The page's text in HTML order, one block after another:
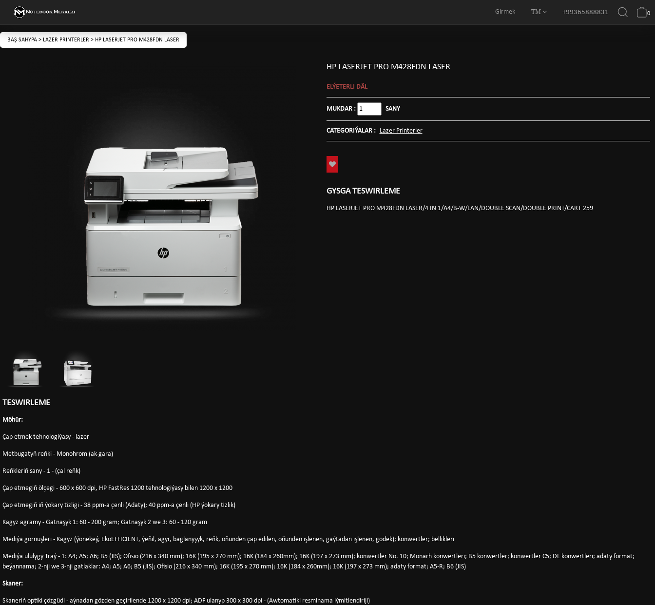
Girmek TM +99365888831 0
BAŞ SAHYPA > LAZER PRINTERLER > HP LASERJET PRO M428FDN LASER
HP LASERJET PRO M428FDN LASER
ELÝETERLI DÄL
MUKDAR : SANY
CATEGORIÝALAR : Lazer Printerler
GYSGA TESWIRLEME
HP LASERJET PRO M428FDN LASER/4 IN 1/A4/B-W/LAN/DOUBLE SCAN/DOUBLE PRINT/CART 259
TESWIRLEME
Möhür:
Çap etmek tehnologiýasy - lazer
Metbugatyň reňki - Monohrom (ak-gara)
Reňkleriň sany - 1 - (çal reňk)
Çap etmegiň ölçegi - 600 x 600 dpi, HP FastRes 1200 tehnologiýasy bilen 1200 x 1200
Çap etmegiň iň ýokary tizligi - 38 ppm-a çenli (Adaty); 40 ppm-a çenli (HP ýokary tizlik)
Kagyz agramy - Gatnaşyk 1: 60 - 200 gram; Gatnaşyk 2 we 3: 60 - 120 gram
Mediýa görnüşleri - Kagyz (ýönekeý, EkoEFFICIENT, ýeňil, agyr, baglanyşyk, reňk, öňünden çap edilen, öňünden işlenen, gaýtadan işlenen, gödek); konwertler; bellikleri
Mediýa ululygy Traý - 1: A4; A5; A6; B5 (JIS); Ofisio (216 x 340 mm); 16K (195 x 270 mm); 16K (184 x 260mm); 16K (197 x 273 mm); konwertler No. 10; Monarh konwertleri; B5 konwertler; konwertler C5; DL konwertleri; adaty format;
beýannama; 2-nji we 3-nji gatlaklar: A4; A5; A6; B5 (JIS); Ofisio (216 x 340 mm); 16K (195 x 270 mm); 16K (184 x 260mm); 16K (197 x 273 mm); adaty format; A5-R; B6 (JIS)
Skaner:
Skaneriň optiki çözgüdi - aýnadan gözden geçirilende 1200 x 1200 dpi; ADF ulanyp 300 x 300 dpi - (Awtomatiki resminama iýmitlendiriji)